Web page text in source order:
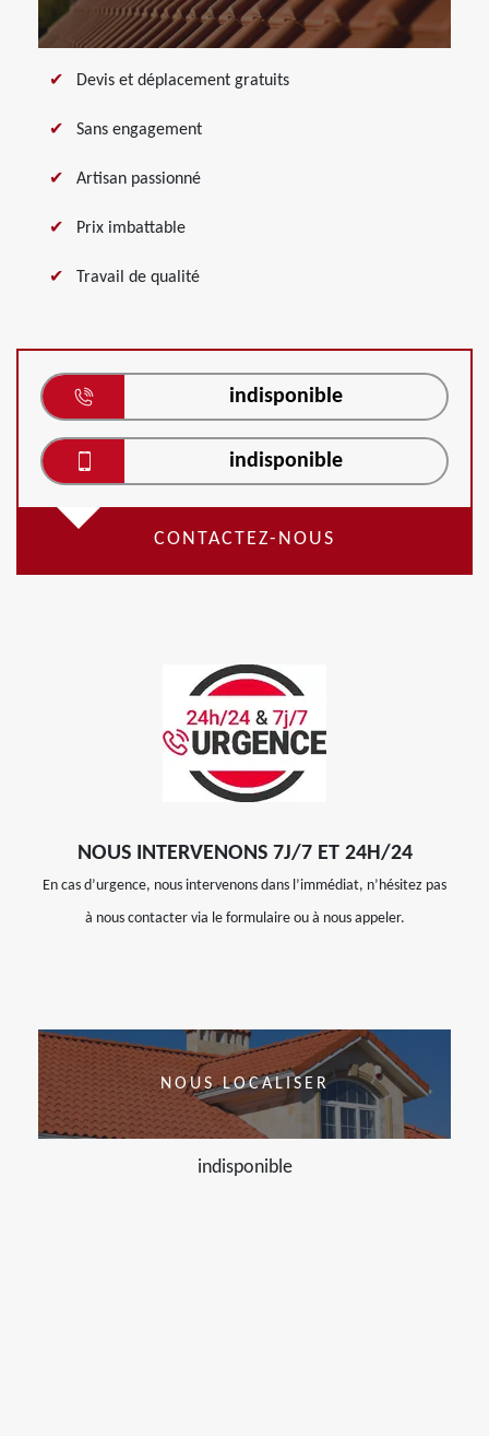
Devis et déplacement gratuits
Sans engagement
Artisan passionné
Prix imbattable
Travail de qualité
indisponible
indisponible
CONTACTEZ-NOUS
NOUS INTERVENONS 7J/7 ET 24H/24
En cas d’urgence, nous intervenons dans l’immédiat, n’hésitez pas
à nous contacter via le formulaire ou à nous appeler.
NOUS LOCALISER
indisponible